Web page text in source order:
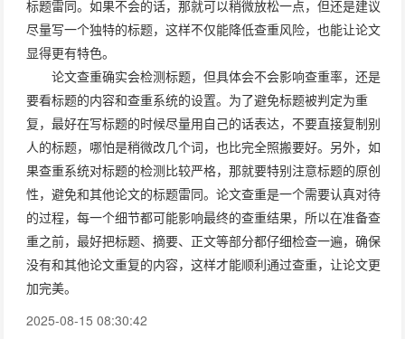
标题雷同。如果不会的话，那就可以稍微放松一点，但还是建议
尽量写一个独特的标题，这样不仅能降低查重风险，也能让论文
显得更有特色。
论文查重确实会检测标题，但具体会不会影响查重率，还是
要看标题的内容和查重系统的设置。为了避免标题被判定为重
复，最好在写标题的时候尽量用自己的话表达，不要直接复制别
人的标题，哪怕是稍微改几个词，也比完全照搬要好。另外，如
果查重系统对标题的检测比较严格，那就要特别注意标题的原创
性，避免和其他论文的标题雷同。论文查重是一个需要认真对待
的过程，每一个细节都可能影响最终的查重结果，所以在准备查
重之前，最好把标题、摘要、正文等部分都仔细检查一遍，确保
没有和其他论文重复的内容，这样才能顺利通过查重，让论文更
加完美。
2025-08-15 08:30:42